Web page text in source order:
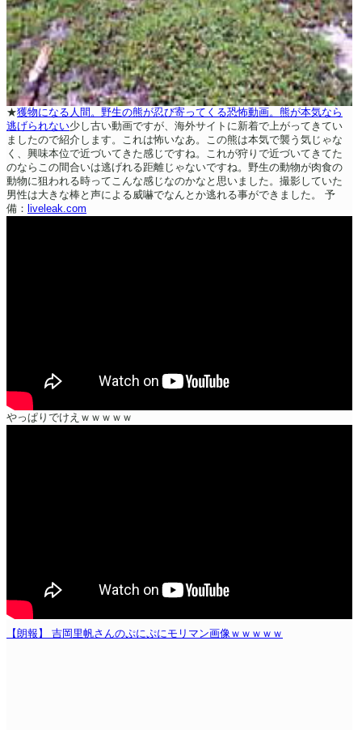
★獲物になる人間。野生の熊が忍び寄ってくる恐怖動画。熊が本気なら
逃げられない少し古い動画ですが、海外サイトに新着で上がってきてい
ましたので紹介します。これは怖いなあ。この熊は本気で襲う気じゃな
く、興味本位で近づいてきた感じですね。これが狩りで近づいてきてた
のならこの間合いは逃げれる距離じゃないですね。野生の動物が肉食の
動物に狙われる時ってこんな感じなのかなと思いました。撮影していた
男性は大きな棒と声による威嚇でなんとか逃れる事ができました。
予
備： liveleak.com
やっぱりでけえｗｗｗｗｗ
【朗報】 吉岡里帆さんのぷにぷにモリマン画像ｗｗｗｗｗ